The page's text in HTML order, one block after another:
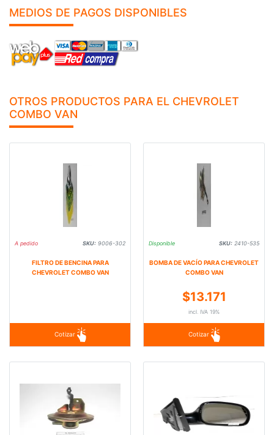
MEDIOS DE PAGOS DISPONIBLES
OTROS PRODUCTOS PARA EL CHEVROLET
COMBO VAN
A pedido SKU: 9006-302
FILTRO DE BENCINA PARA
CHEVROLET COMBO VAN
Cotizar
Disponible SKU: 2410-535
BOMBA DE VACÍO PARA CHEVROLET
COMBO VAN
$13.171
incl. IVA 19%
Cotizar